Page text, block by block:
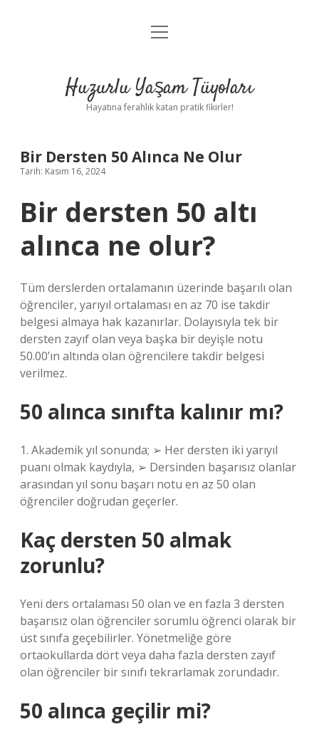
Anasayfa
Yasal Uyarı
menüyü
Huzurlu Yaşam Tüyoları
Hayatına ferahlık katan pratik fikirler!
Bir Dersten 50 Alınca Ne Olur
Tarih: Kasım 16, 2024
Bir dersten 50 altı
alınca ne olur?
Tüm derslerden ortalamanın üzerinde başarılı olan
öğrenciler, yarıyıl ortalaması en az 70 ise takdir
belgesi almaya hak kazanırlar. Dolayısıyla tek bir
dersten zayıf olan veya başka bir deyişle notu
50.00’ın altında olan öğrencilere takdir belgesi
verilmez.
50 alınca sınıfta kalınır mı?
1. Akademik yıl sonunda; ➢ Her dersten iki yarıyıl
puanı olmak kaydıyla, ➢ Dersinden başarısız olanlar
arasından yıl sonu başarı notu en az 50 olan
öğrenciler doğrudan geçerler.
Kaç dersten 50 almak
zorunlu?
Yeni ders ortalaması 50 olan ve en fazla 3 dersten
başarısız olan öğrenciler sorumlu öğrenci olarak bir
üst sınıfa geçebilirler. Yönetmeliğe göre
ortaokullarda dört veya daha fazla dersten zayıf
olan öğrenciler bir sınıfı tekrarlamak zorundadır.
50 alınca geçilir mi?